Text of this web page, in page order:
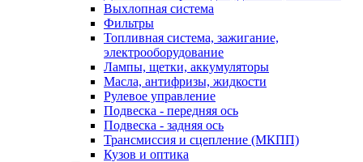
Выхлопная система
Фильтры
Топливная система, зажигание,
электрооборудование
Лампы, щетки, аккумуляторы
Масла, антифризы, жидкости
Рулевое управление
Подвеска - передняя ось
Подвеска - задняя ось
Трансмиссия и сцепление (МКПП)
Кузов и оптика